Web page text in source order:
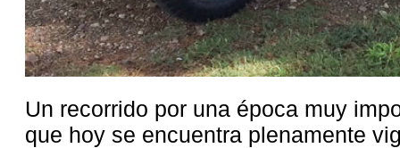
Un recorrido por una época muy
que hoy se encuentra plenamente